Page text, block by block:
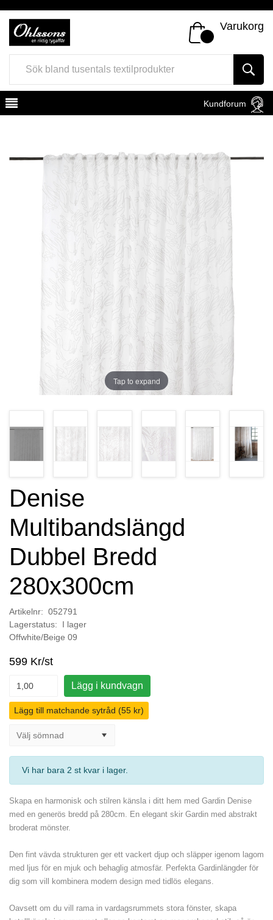
Varukorg
Kundforum
Register
Tap to expand
Denise
Multibandslängd
Dubbel Bredd
280x300cm
Artikelnr: 052791
Lagerstatus: I lager
Offwhite/Beige 09
599 Kr/st
Lägg i kundvagn
Lägg till matchande sytråd (55 kr)
Vi har bara 2 st kvar i lager.
Skapa en harmonisk och stilren känsla i ditt hem med Gardin Denise
med en generös bredd på 280cm. En elegant skir Gardin med abstrakt
broderat mönster.
Den fint vävda strukturen ger ett vackert djup och släpper igenom lagom
med ljus för en mjuk och behaglig atmosfär. Perfekta Gardinlängder för
dig som vill kombinera modern design med tidlös elegans.
Oavsett om du vill rama in vardagsrummets stora fönster, skapa